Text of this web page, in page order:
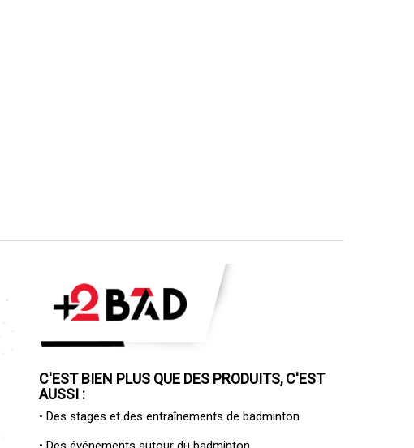
C'EST BIEN PLUS QUE DES PRODUITS, C'EST
AUSSI :
• Des stages et des entraînements de badminton